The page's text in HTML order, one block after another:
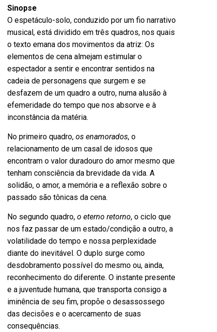
Sinopse
O espetáculo-solo, conduzido por um fio narrativo
musical, está dividido em três quadros, nos quais
o texto emana dos movimentos da atriz: Os
elementos de cena almejam estimular o
espectador a sentir e encontrar sentidos na
cadeia de personagens que surgem e se
desfazem de um quadro a outro, numa alusão à
efemeridade do tempo que nos absorve e à
inconstância da matéria.
No primeiro quadro, os enamorados, o
relacionamento de um casal de idosos que
encontram o valor duradouro do amor mesmo que
tenham consciência da brevidade da vida. A
solidão, o amor, a memória e a reflexão sobre o
passado são tônicas da cena.
No segundo quadro, o eterno retorno, o ciclo que
nos faz passar de um estado/condição a outro, a
volatilidade do tempo e nossa perplexidade
diante do inevitável. O duplo surge como
desdobramento possível do mesmo ou, ainda,
reconhecimento do diferente. O instante presente
e a juventude humana, que transporta consigo a
iminência de seu fim, propõe o desassossego
das decisões e o acercamento de suas
consequências.